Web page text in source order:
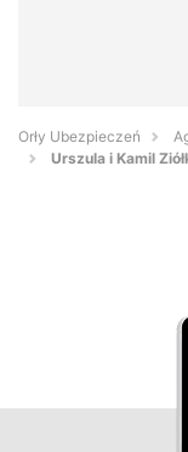
Orły Ubezpieczeń
Urszula i Kamil